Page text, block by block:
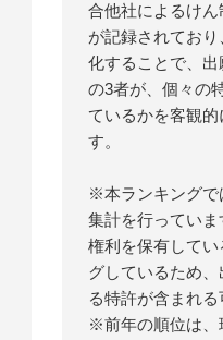
合他社によるけ
が記録されてお
化することで、
の3者が、個々の
ているかを客観
す。
※本ランキングで
集計を行ってい
権利を保有して
グしているため
る特許が含まれる
※前年の順位は、